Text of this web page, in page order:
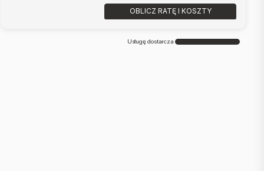
OBLICZ RATĘ I KOSZTY
Usługę dostarcza